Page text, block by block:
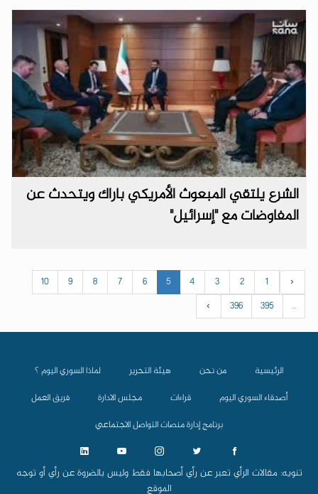
الشرع يلتقي المبعوث الأمريكي باراك ويتحدث عن
المفاوضات مع "إسرائيل"
‹
1
2
3
4
5
6
7
8
9
10
...
395
396
›
الرئيسية من نحن هيئة التحرير
لماذا السوري اليوم ؟
أصدقاء السوري اليوم
قراءات مجلس الادارة
فريق العمل
برنامج إدارة منصات التواصل الاجتماعي
تنويه: مقالات الرأي تعبر عن رأي أصحابها فقط وليس بالضروة عن رأي أو توجه
الموقع